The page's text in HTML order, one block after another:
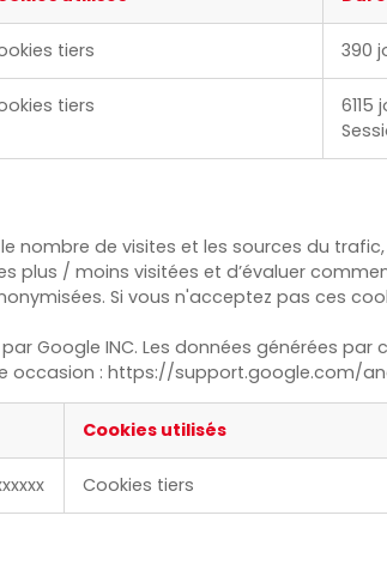
tiers 390
tiers
6115
de visites et les sources du
/ moins visitées et d’évaluer
Si vous n'acceptez pas ces
Google INC. Les données générées
occasion : https://support.google.com/
Cookies utilisés
Cookies tiers